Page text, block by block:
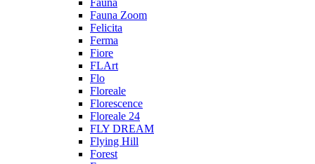
Fauna
Fauna Zoom
Felicita
Ferma
Fiore
FLArt
Flo
Floreale
Florescence
Floreale 24
FLY DREAM
Flying Hill
Forest